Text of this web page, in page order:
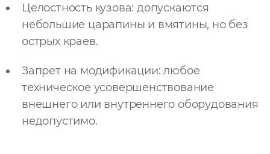
Целостность кузова: допускаются
небольшие царапины и вмятины, но без
острых краев.
Запрет на модификации: любое
техническое усовершенствование
внешнего или внутреннего оборудования
недопустимо.